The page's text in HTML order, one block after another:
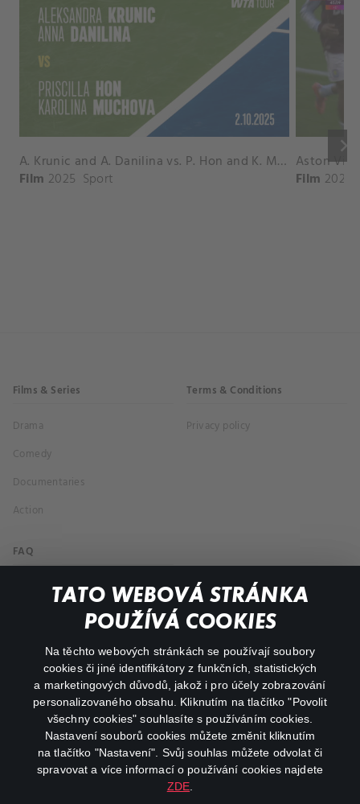
TATO WEBOVÁ STRÁNKA
POUŽÍVÁ COOKIES
Na těchto webových stránkách se používají soubory
cookies či jiné identifikátory z funkčních, statistických
a marketingových důvodů, jakož i pro účely zobrazování
personalizovaného obsahu. Kliknutím na tlačítko "Povolit
všechny cookies" souhlasíte s používáním cookies.
Nastavení souborů cookies můžete změnit kliknutím
na tlačítko "Nastavení". Svůj souhlas můžete odvolat či
spravovat a více informací o používání cookies najdete
ZDE
keyboard_arrow_right
A. Krunic and A. Danilina vs. P. Hon and K. Muchova Match Highlights - BEIJING_Capital Group Diamond ( October 02, 2025)
Film 2025 Sport Film 2026
Films & Series
Drama
Comedy
Documentaries
Action
Terms & Conditions
Privacy policy
FAQ
My profile
facebookinstagram
youtube